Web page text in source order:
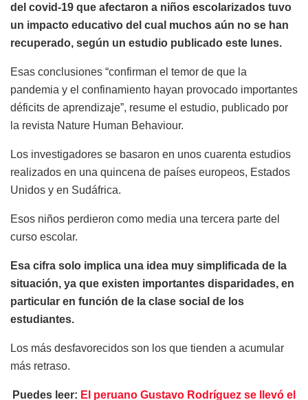
del covid-19 que afectaron a niños escolarizados tuvo
un impacto educativo del cual muchos aún no se han
recuperado, según un estudio publicado este lunes.
Esas conclusiones “confirman el temor de que la
pandemia y el confinamiento hayan provocado importantes
déficits de aprendizaje”, resume el estudio, publicado por
la revista Nature Human Behaviour.
Los investigadores se basaron en unos cuarenta estudios
realizados en una quincena de países europeos, Estados
Unidos y en Sudáfrica.
Esos niños perdieron como media una tercera parte del
curso escolar.
Esa cifra solo implica una idea muy simplificada de la
situación, ya que existen importantes disparidades, en
particular en función de la clase social de los
estudiantes.
Los más desfavorecidos son los que tienden a acumular
más retraso.
Puedes leer: El peruano Gustavo Rodríguez se llevó el